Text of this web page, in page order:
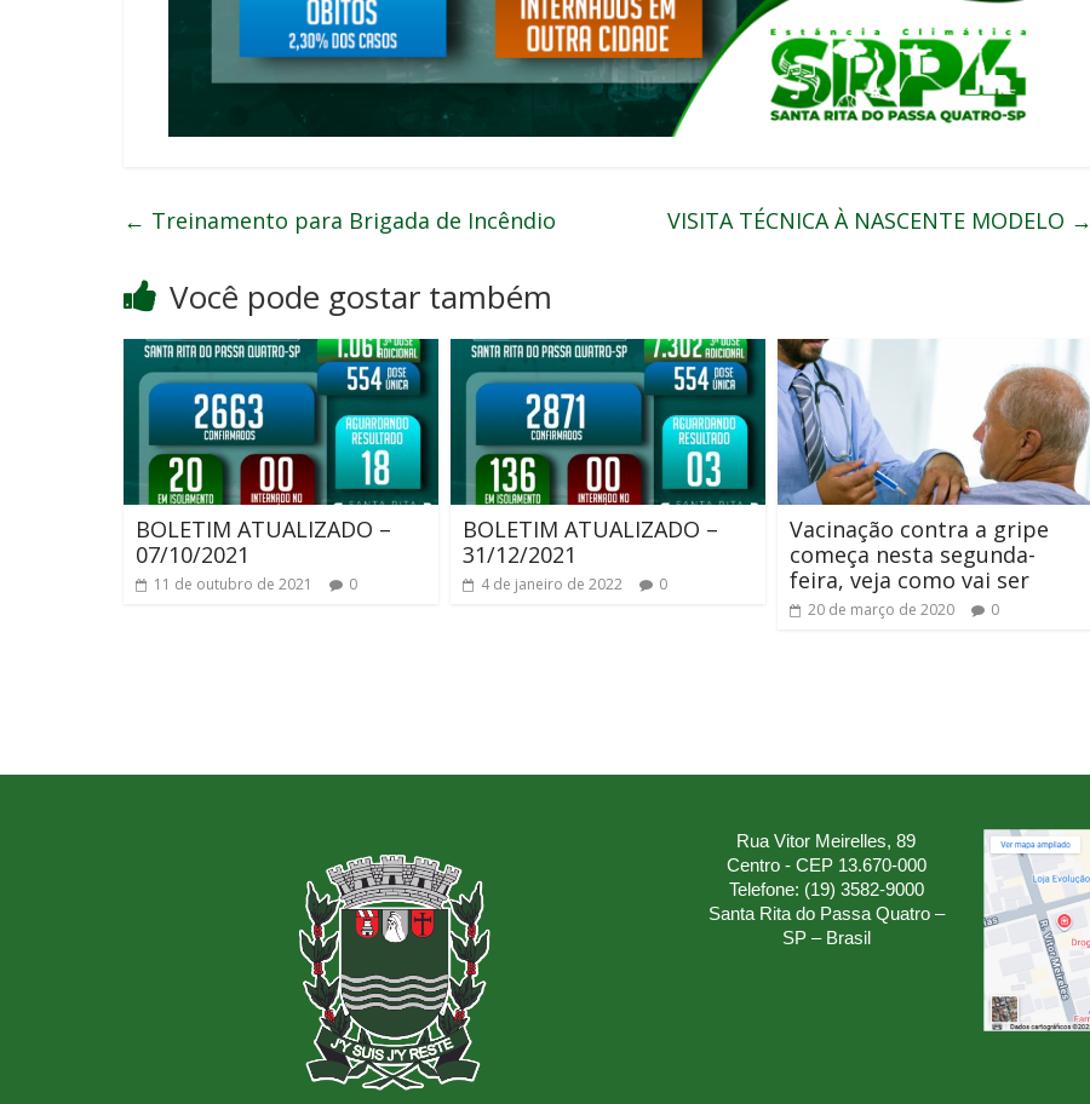
← Treinamento para Brigada de Incêndio VISITA TÉCNICA À NASCENTE MODELO →
Você pode gostar também
BOLETIM ATUALIZADO –
07/10/2021
11 de outubro de 2021 0
BOLETIM ATUALIZADO –
31/12/2021
4 de janeiro de 2022 0
Vacinação contra a gripe
começa nesta segunda-
feira, veja como vai ser
20 de março de 2020 0
Rua Vitor Meirelles, 89
Centro - CEP 13.670-000
Telefone: (19) 3582-9000
Santa Rita do Passa Quatro –
SP – Brasil